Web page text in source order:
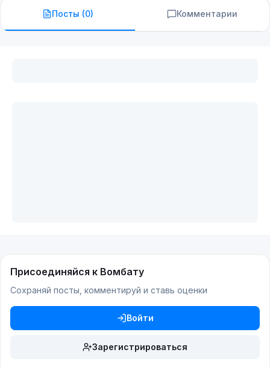
Посты (0) Комментарии
Присоединяйся к Вомбату
Сохраняй посты, комментируй и ставь оценки
Войти
Зарегистрироваться